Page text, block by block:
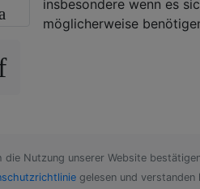
insbesondere wenn es
möglicherweise
die Nutzung unserer Website
gelesen und verstanden